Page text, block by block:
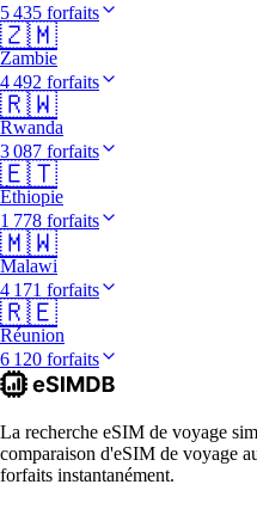
5 435 forfaits
🇿🇲
Zambie
4 492 forfaits
🇷🇼
Rwanda
3 087 forfaits
🇪🇹
Éthiopie
1 778 forfaits
🇲🇼
Malawi
4 171 forfaits
🇷🇪
Réunion
6 120 forfaits
La recherche eSIM de voyage
comparaison d'eSIM de voyage
forfaits instantanément.